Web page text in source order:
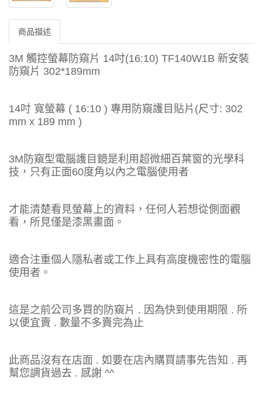
商品描述
3M 觸控螢幕防窺片 14吋(16:10) TF140W1B 新安裝
防窺片 302*189mm
14吋 寬螢幕 ( 16:10 ) 專用防窺護目貼片(尺寸: 302
mm x 189 mm )
3M防窺型電腦護目鏡是利用超微細百葉窗的光學科
技，只有正面60度角以內之電腦使用者
才能清楚看見螢幕上的資料，任何人若想從側面觀
看，所見僅是漆黑畫面。
適合注重個人隱私者或工作上具有高度機密性的電腦
使用者。
這是之前公司多買的防窺片 . 因為快到使用期限 . 所
以便宜賣 . 數量不多賣完為止
此商品沒有在店面 . 如要在店內購買請事先告知 . 再
幫您調貨過去 . 感謝 ^^